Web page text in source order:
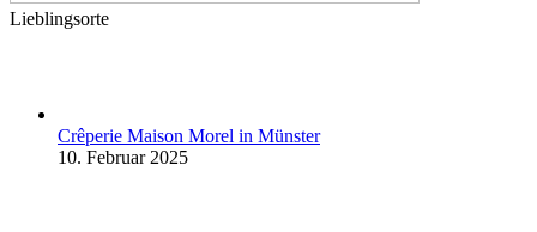
Lieblingsorte
Crêperie Maison Morel in Münster
10. Februar 2025